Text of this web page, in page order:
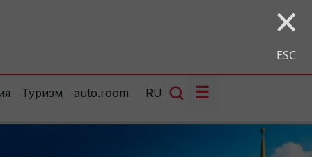
×
ESC
Туризм auto.room RU ☰